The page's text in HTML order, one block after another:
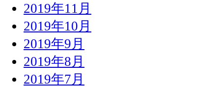
2019年11月
2019年10月
2019年9月
2019年8月
2019年7月